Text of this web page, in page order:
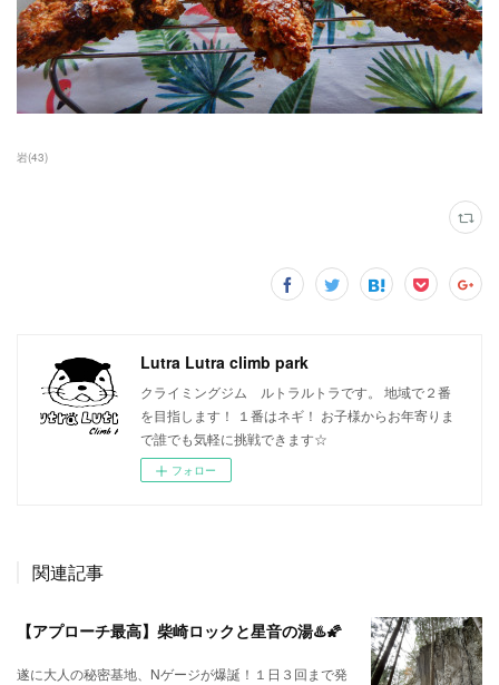
岩(43)
Lutra Lutra climb park
クライミングジム ルトラルトラです。 地域で２番
を目指します！ １番はネギ！ お子様からお年寄りま
で誰でも気軽に挑戦できます☆
フォロー
関連記事
【アプローチ最高】柴崎ロックと星音の湯♨️🌠
遂に大人の秘密基地、Nゲージが爆誕！１日３回まで発